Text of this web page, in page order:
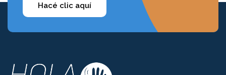
Hacé clic aquí